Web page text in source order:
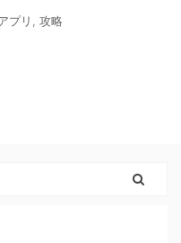
プリ 攻略